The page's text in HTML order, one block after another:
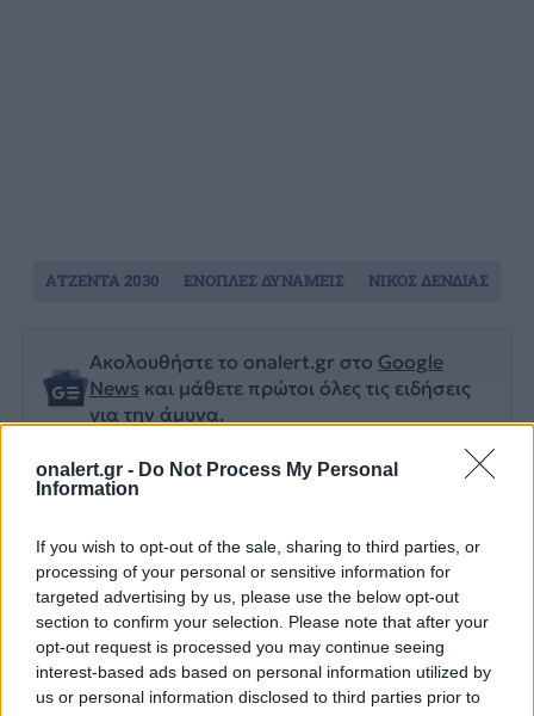
onalert.gr - Do Not Process My Personal
Information
If you wish to opt-out of the sale, sharing to third parties, or
processing of your personal or sensitive information for
targeted advertising by us, please use the below opt-out
section to confirm your selection. Please note that after your
opt-out request is processed you may continue seeing
interest-based ads based on personal information utilized by
us or personal information disclosed to third parties prior to
Διάβασε επίσης
Ακολουθήστε το onalert.gr στο Google
News και μάθετε πρώτοι όλες τις ειδήσεις
για την άμυνα.
ΑΤΖΕΝΤΑ 2030 ΕΝΟΠΛΕΣ ΔΥΝΑΜΕΙΣ ΝΙΚΟΣ ΔΕΝΔΙΑΣ